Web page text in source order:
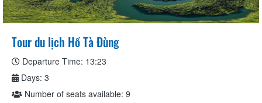
Tour du lịch Hồ Tà Đùng
Departure Time: 13:23
Days: 3
Number of seats available: 9